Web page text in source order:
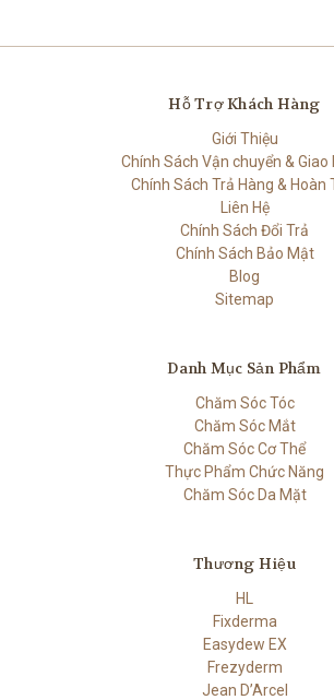
Hỗ Trợ Khách Hàng
Giới Thiệu
Chính Sách Vận chuyển & Giao
Chính Sách Trả Hàng & Hoàn
Liên Hệ
Chính Sách Đổi Trả
Chính Sách Bảo Mật
Blog
Sitemap
Danh Mục Sản Phẩm
Chăm Sóc Tóc
Chăm Sóc Mắt
Chăm Sóc Cơ Thể
Thực Phẩm Chức Năng
Chăm Sóc Da Mặt
Thương Hiệu
HL
Fixderma
Easydew EX
Frezyderm
Jean D’Arcel